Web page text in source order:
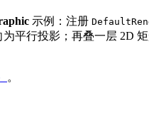
示例：注册
平行投影；再叠一层 2D
。